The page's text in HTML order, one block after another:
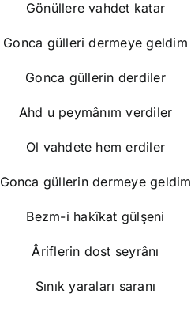
Gönüllere vahdet katar
Gonca gülleri dermeye geldim
Gonca güllerin derdiler
Ahd u peymânım verdiler
Ol vahdete hem erdiler
Gonca güllerin dermeye geldim
Bezm-i hakîkat gülşeni
Âriflerin dost seyrânı
Sınık yaraları saranı